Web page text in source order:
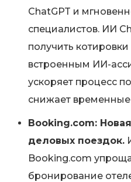
ChatGPT и
специалистов. ИИ
получить
встроенным ИИ-
ускоряет процесс
снижает временные
Booking.com:
деловых поездок.
Booking.com
бронирование